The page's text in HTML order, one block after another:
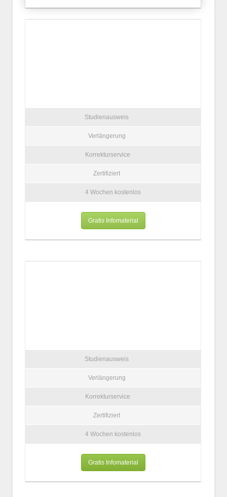
Studienausweis
Verlängerung
Korrekturservice
Zertifiziert
4 Wochen kostenlos
Gratis Infomaterial
Studienausweis
Verlängerung
Korrekturservice
Zertifiziert
4 Wochen kostenlos
Gratis Infomaterial